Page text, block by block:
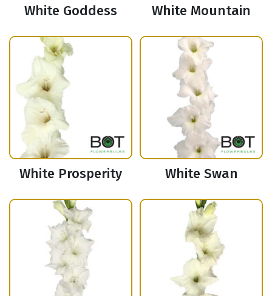
White Goddess White Mountain
White Prosperity White Swan